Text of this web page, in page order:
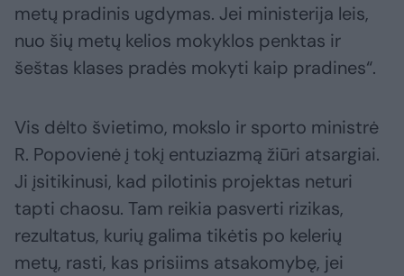
metų pradinis ugdymas. Jei ministerija leis,
nuo šių metų kelios mokyklos penktas ir
šeštas klases pradės mokyti kaip pradines“.
Vis dėlto švietimo, mokslo ir sporto ministrė
R. Popovienė į tokį entuziazmą žiūri atsargiai.
Ji įsitikinusi, kad pilotinis projektas neturi
tapti chaosu. Tam reikia pasverti rizikas,
rezultatus, kurių galima tikėtis po kelerių
metų, rasti, kas prisiims atsakomybę, jei